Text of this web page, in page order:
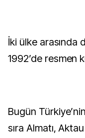
İki ülke arasında
1992’de resmen
Bugün
sıra Almatı,